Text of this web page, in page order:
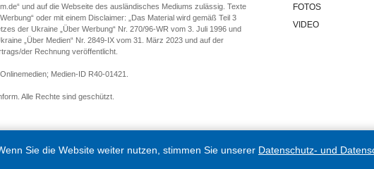
FOTOS
VIDEO
und auf die Webseite des ausländisches Mediums zulässig. Texte
oder mit einem Disclaimer: „Das Material wird gemäß Teil 3
der Ukraine „Über Werbung“ Nr. 270/96-WR vom 3. Juli 1996 und
„Über Medien“ Nr. 2849-IX vom 31. März 2023 und auf der
der Rechnung veröffentlicht.
Medien-ID R40-01421.
Alle Rechte sind geschützt.
Sie die Website weiter nutzen, stimmen Sie unserer Datenschutz- und